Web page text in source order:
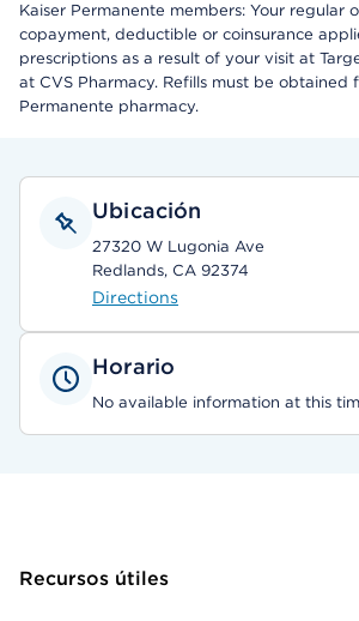
Kaiser Permanente members: Your regular
copayment, deductible or coinsurance
prescriptions as a result of your visit at
at CVS Pharmacy. Refills must be obtained
Permanente pharmacy.
Ubicación
27320 W Lugonia Ave
Redlands, CA 92374
Directions
Horario
No available information at this
Recursos útiles